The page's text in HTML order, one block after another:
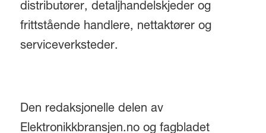
distributører, detaljhandelskjeder og
frittstående handlere, nettaktører og
serviceverksteder.
Den redaksjonelle delen av
Elektronikkbransjen.no og fagbladet